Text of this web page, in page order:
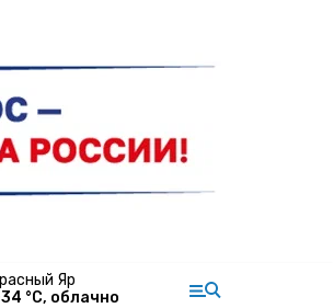
Яр
34 °С, облачно